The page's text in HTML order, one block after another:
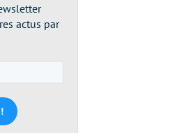
actus par